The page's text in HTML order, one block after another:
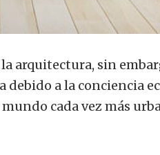
arquitectura, sin
a la conciencia
cada vez más